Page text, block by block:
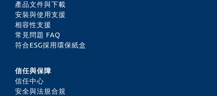
產品文件與下載
安裝與使用支援
相容性支援
常見問題 FAQ
符合ESG採用環保紙盒
信任與保障
信任中心
安全與法規合規